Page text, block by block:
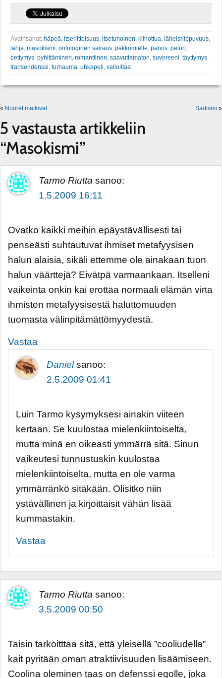
Avainsanat: häpeä, itseriittoisuus, itsetuhoinen, kiihottua, läheisriippuvuus,
lahja, masokismi, ontologinen sairaus, pakkomielle, panos, peluri,
pettymys, pyhittäminen, romanttinen, saavuttamaton, suvereeni, täyttymys,
transendenssi, turhauma, uhkapeli, valloittaa
« Nuoret matkivat Sadismi »
5 vastausta artikkeliin
“Masokismi”
Tarmo Riutta sanoo:
1.5.2009 16:11
Ovatko kaikki meihin epäystävällisesti tai
penseästi suhtautuvat ihmiset metafyysisen
halun alaisia, sikäli ettemme ole ainakaan tuon
halun väärttejä? Eivätpä varmaankaan. Itselleni
vaikeinta onkin kai erottaa normaali elämän virta
ihmisten metafyysisestä haluttomuuden
tuomasta välinpitämättömyydestä.
Vastaa
Daniel sanoo:
2.5.2009 01:41
Luin Tarmo kysymyksesi ainakin viiteen
kertaan. Se kuulostaa mielenkiintoiselta,
mutta minä en oikeasti ymmärrä sitä. Sinun
vaikeutesi tunnustuskin kuulostaa
mielenkiintoiselta, mutta en ole varma
ymmärränkö sitäkään. Olisitko niin
ystävällinen ja kirjoittaisit vähän lisää
kummastakin.
Vastaa
Tarmo Riutta sanoo:
3.5.2009 00:50
Taisin tarkoitttaa sitä, että yleisellä ”cooliudella”
kait pyritään oman atraktiivisuuden lisäämiseen.
Coolina oleminen taas on defenssi egolle, joka